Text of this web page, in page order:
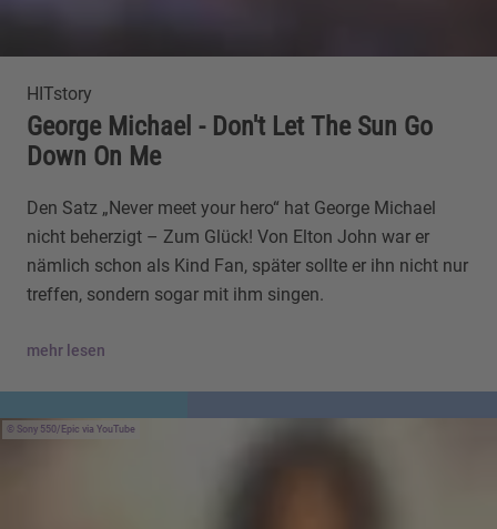
HITstory
George Michael - Don't Let The Sun Go
Down On Me
Den Satz „Never meet your hero“ hat George Michael
nicht beherzigt – Zum Glück! Von Elton John war er
nämlich schon als Kind Fan, später sollte er ihn nicht nur
treffen, sondern sogar mit ihm singen.
mehr lesen
Sony 550/Epic via YouTube